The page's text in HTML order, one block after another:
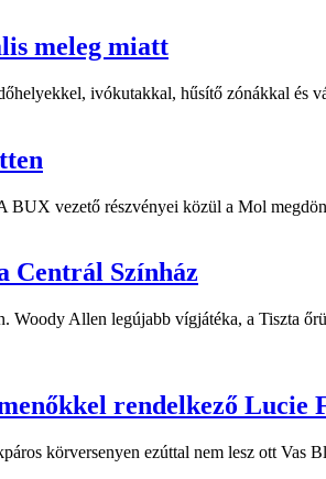
meleg miatt
ivókutakkal, hűsítő zónákkal és
BUX vezető részvényei közül a Mol
Centrál Színház
Allen legújabb vígjátéka, a Tiszta
rendelkező Lucie
körversenyen ezúttal nem lesz ott